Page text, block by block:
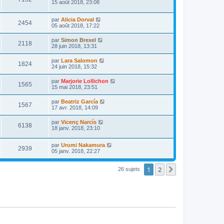
15 août 2018, 23:08
2454 par Alicia Dorval
05 août 2018, 17:22
2118 par Simon Brexel
28 juin 2018, 13:31
1824 par Lara Salomon
24 juin 2018, 15:32
1565 par Marjorie Lollichon
15 mai 2018, 23:51
1567 par Beatriz García
17 avr. 2018, 14:09
6138 par Vicenç Narcís
18 janv. 2018, 23:10
2939 par Urumi Nakamura
05 janv. 2018, 22:27
26 sujets 1 2